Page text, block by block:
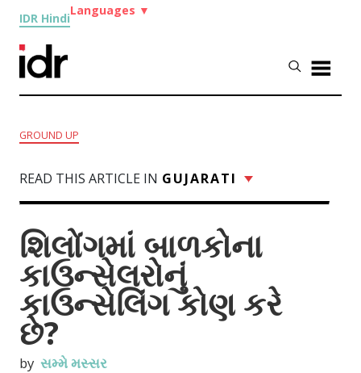
IDR Hindi
Languages ▼
GROUND UP
READ THIS ARTICLE IN GUJARATI
શિલોંગમાં બાળકોના
કાઉન્સેલરોનું
કાઉન્સેલિંગ કોણ કરે
છે?
by સમ્મે મસ્સર